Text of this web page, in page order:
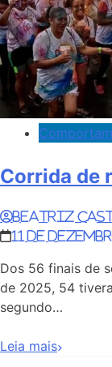
Corrida de
Beatriz
11 de
Dos 56 finais de
de 2025, 54
segundo…
Leia mais